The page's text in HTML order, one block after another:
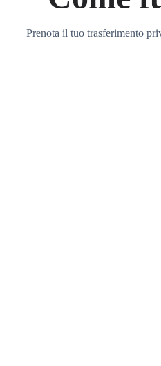
Prenota il tuo trasferimento